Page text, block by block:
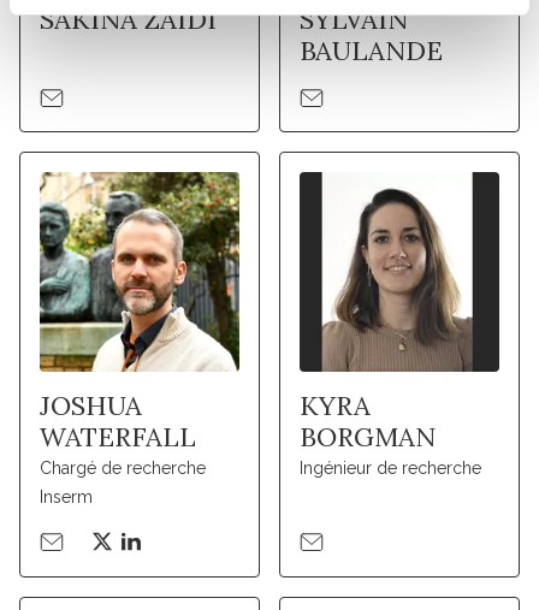
SAKINA ZAIDI
SYLVAIN
BAULANDE
JOSHUA
WATERFALL
Chargé de recherche
Inserm
KYRA
BORGMAN
Ingénieur de recherche